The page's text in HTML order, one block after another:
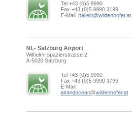
Tel +43 (0)5 9990
Fax +43 (0)5 9990 3199
E-Mail: hallein@wildenhofer.at
NL- Salzburg Airport
Wilhelm-Spazierstrasse 2
A-5020 Salzburg
Tel +43 (0)5 9990
Fax +43 (0)5 9990 3799
E-Mail:
airandocean@wildenhofer.at